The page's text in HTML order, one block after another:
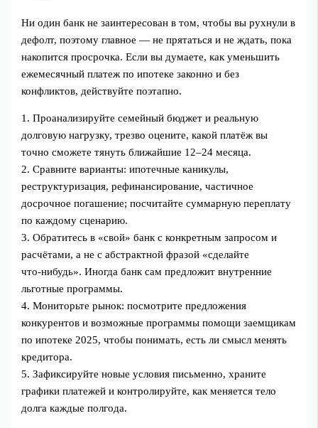
Ни один банк не заинтересован в том, чтобы вы рухнули в
дефолт, поэтому главное — не прятаться и не ждать, пока
накопится просрочка. Если вы думаете, как уменьшить
ежемесячный платеж по ипотеке законно и без
конфликтов, действуйте поэтапно.
1. Проанализируйте семейный бюджет и реальную
долговую нагрузку, трезво оцените, какой платёж вы
точно сможете тянуть ближайшие 12–24 месяца.
2. Сравните варианты: ипотечные каникулы,
реструктуризация, рефинансирование, частичное
досрочное погашение; посчитайте суммарную переплату
по каждому сценарию.
3. Обратитесь в «свой» банк с конкретным запросом и
расчётами, а не с абстрактной фразой «сделайте
что‑нибудь». Иногда банк сам предложит внутренние
льготные программы.
4. Мониторьте рынок: посмотрите предложения
конкурентов и возможные программы помощи заемщикам
по ипотеке 2025, чтобы понимать, есть ли смысл менять
кредитора.
5. Зафиксируйте новые условия письменно, храните
графики платежей и контролируйте, как меняется тело
долга каждые полгода.